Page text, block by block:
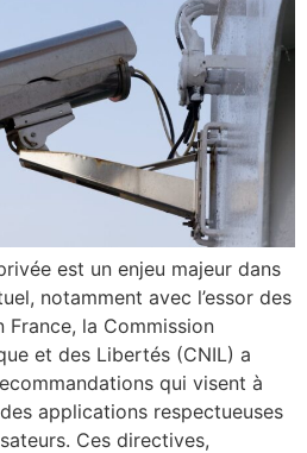
est un enjeu majeur dans
notamment avec l’essor des
la Commission
et des Libertés (CNIL) a
qui visent à
applications respectueuses
Ces directives,